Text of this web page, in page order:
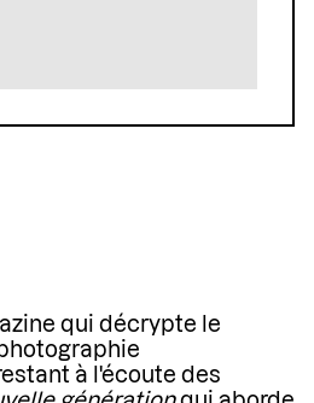
qui décrypte le
à l'écoute des